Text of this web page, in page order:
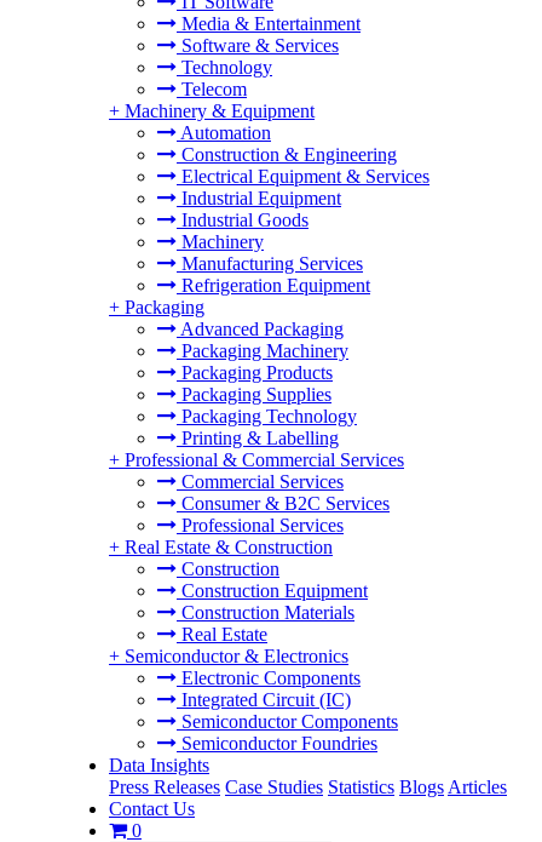
Media & Entertainment
Software & Services
Technology
Telecom
+ Machinery & Equipment
Automation
Construction & Engineering
Electrical Equipment & Services
Industrial Equipment
Industrial Goods
Machinery
Manufacturing Services
Refrigeration Equipment
+ Packaging
Advanced Packaging
Packaging Machinery
Packaging Products
Packaging Supplies
Packaging Technology
Printing & Labelling
+ Professional & Commercial Services
Commercial Services
Consumer & B2C Services
Professional Services
+ Real Estate & Construction
Construction
Construction Equipment
Construction Materials
Real Estate
+ Semiconductor & Electronics
Electronic Components
Integrated Circuit (IC)
Semiconductor Components
Semiconductor Foundries
Data Insights
Press Releases Case Studies Statistics Blogs Articles
Contact Us
0